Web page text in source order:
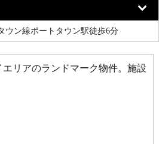
ウン線ポートタウン駅徒歩6分
エリアのランドマーク物件。施設